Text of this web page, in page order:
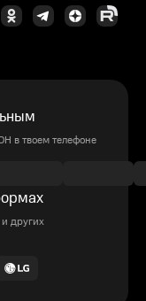
в твоем телефоне
других